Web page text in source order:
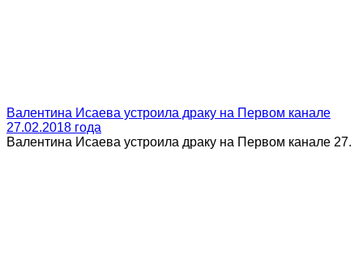
Валентина Исаева устроила драку на Первом канале
27.02.2018 года
Валентина Исаева устроила драку на Первом канале 27.